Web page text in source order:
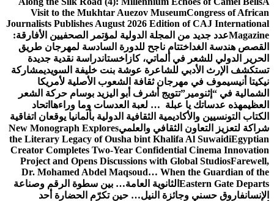
Visit to the Mukhtar Auezov MuseumCongress of African
Journalists Publishes August 2026 Edition of CAJ International
Magazineعدد جديد من المجلة الدولية لمؤتمر الصحفيين الأفارقة:
القصص هندسة الغد اختتام ناجح للدورة السادسة لمهرجان طريق
الحرير الدولي للشعر في ألماتي، كازاخستاندراسة نقدية جديدة
تستكشف الإرث الأدبي للشاعرة عوشة بنت خليفة السويديمشاركة
نيكيتا أنيسيموف في مهرجان ثقافة الشعوب الأصلية لأمريكا
الشمالية في “إثنومير”تتويج أشرف أبو اليزيد بوسام حركة الشعر
العظيمهذه عدساتك يا عبلة … لعبة العدسات وما وراءها اتحاد
الكتاب التونسيين والأكاديمية الثقافية الدولية بألمانيا يوقعان اتفاقية
شراكة لتعزيز التعاون الثقافي والعلميNew Monograph Explores
the Literary Legacy of Ousha bint Khalifa Al SuwaidiEgyptian
Creator Completes Two-Year Confidential Cinema Innovation
Project and Opens Discussions with Global StudiosFarewell,
Dr. Mohamed Abdel Maqsoud… When the Guardian of the
Eastern Gate Departs الثانوية العامة… بين سطوة الرقم وصناعة
الإنسانفاروق حسني وجائزة النيل… حين تكرّم الحضارة أحد